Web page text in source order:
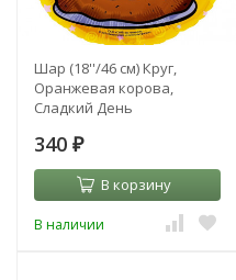
Шар (18''/46 см) Круг,
Оранжевая корова,
Сладкий День
340 ₽
В корзину
В наличии